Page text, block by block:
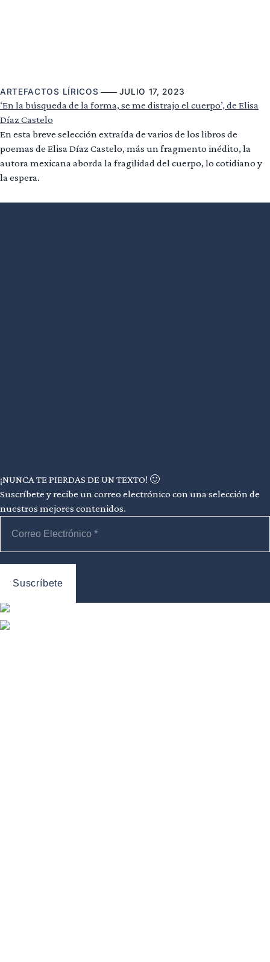
ARTEFACTOS LÍRICOS JULIO 17, 2023
‘En la búsqueda de la forma, se me distrajo el cuerpo’, de Elisa
Díaz Castelo
En esta breve selección extraída de varios de los libros de
poemas de Elisa Díaz Castelo, más un fragmento inédito, la
autora mexicana aborda la fragilidad del cuerpo, lo cotidiano y
la espera.
¡NUNCA TE PIERDAS DE UN TEXTO! 🙂
Suscríbete y recibe un correo electrónico con una selección de
nuestros mejores contenidos.